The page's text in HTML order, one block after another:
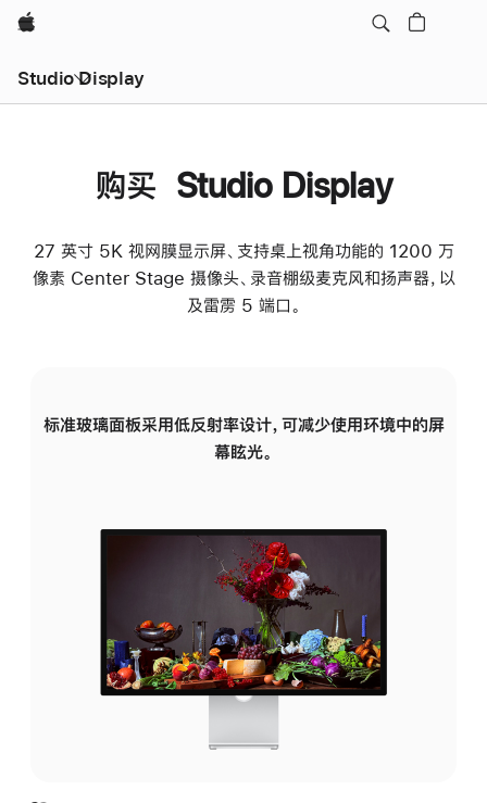
Apple
Studio Display
购买 Studio Display
27 英寸 5K 视网膜显示屏、支持桌上视角功能的 1200 万
像素 Center Stage 摄像头、录音棚级麦克风和扬声器，以
及雷雳 5 端口。
标准玻璃面板采用低反射率设计，可减少使用环境中的屏
幕眩光。